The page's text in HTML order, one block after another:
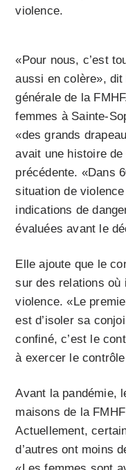
violence.
«Pour nous, c’est
aussi en colère»,
générale de la
femmes à Sainte-
«des grands
avait une histoire
précédente. «Dans
situation de
indications de
évaluées avant le
Elle ajoute que le
sur des relations où
violence. «Le
est d’isoler sa
confiné, c’est le
à exercer le
Avant la pandémie,
maisons de la
Actuellement,
d’autres ont moins